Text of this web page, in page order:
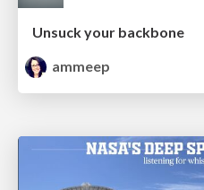
Unsuck your backbone
ammeep